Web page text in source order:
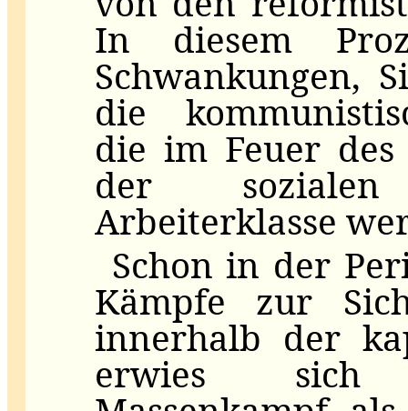
In diesem
Schwankungen,
die
die im Feuer
der
Arbeiterklasse
Schon in der
Kämpfe zur
innerhalb der
erwies sich